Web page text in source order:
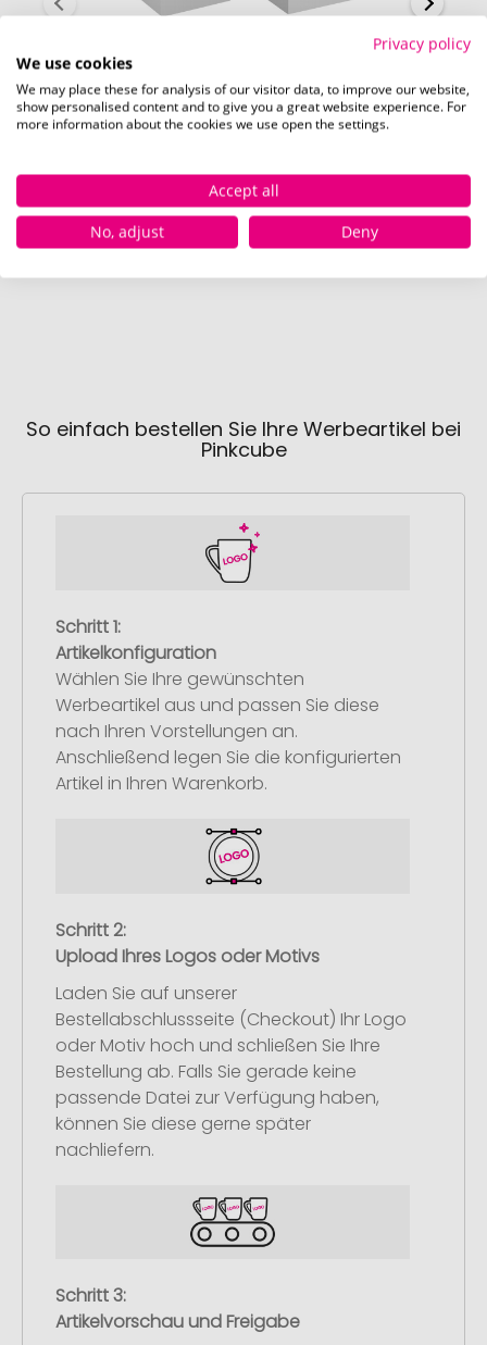
Maßgefertigter Karton (143 x 143 mm)
Schnell und einfachhierdie Standskizze
herunterladen.
So einfach bestellen Sie Ihre Werbeartikel bei
Pinkcube
Schritt 1:
Artikelkonfiguration
Wählen Sie Ihre gewünschten
Werbeartikel aus und passen Sie diese
nach Ihren Vorstellungen an.
Anschließend legen Sie die konfigurierten
Artikel in Ihren Warenkorb.
Schritt 2:
Upload Ihres Logos oder Motivs
Laden Sie auf unserer
Bestellabschlussseite (Checkout) Ihr Logo
oder Motiv hoch und schließen Sie Ihre
Bestellung ab. Falls Sie gerade keine
passende Datei zur Verfügung haben,
können Sie diese gerne später
nachliefern.
Schritt 3:
Artikelvorschau und Freigabe
Privacy policy
We use cookies
We may place these for analysis of our visitor data, to improve our website,
show personalised content and to give you a great website experience. For
more information about the cookies we use open the settings.
Accept all
No, adjust
Deny